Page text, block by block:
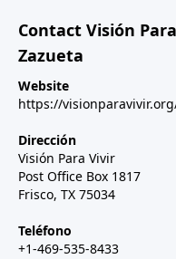
Contact Visión
Zazueta
Website
https://
Dirección
Visión Para Vivir
Post Office Box 1817
Frisco, TX 75034
Teléfono
+1-469-535-8433